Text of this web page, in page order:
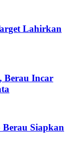
Lahirkan
Berau Incar
Siapkan